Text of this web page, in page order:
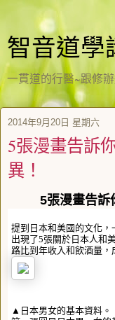
智音道學
一貫道的行醫~跟修
2014年9月20日 星期六
5張漫畫告訴
異！
5張漫畫告訴
提到日本和美國的文化，
出現了5張關於日本人和
路比到年收入和飲酒量，
▲日本男女的基本資料。